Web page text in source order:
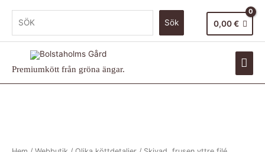
Sök 0,00€
Premiumkött från gröna ängar.